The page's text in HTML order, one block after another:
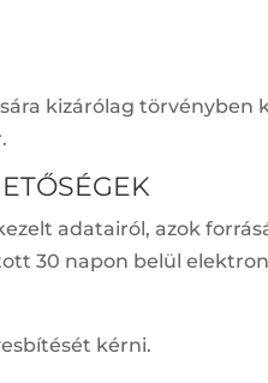
kizárólag
adatairól, azok
30 napon belül
kérni.